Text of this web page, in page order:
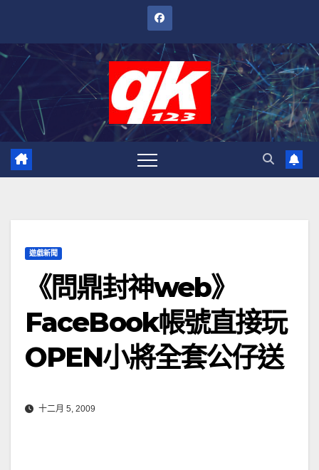
內
遊戲新聞
《問鼎封神web》
FaceBook帳號直接玩
OPEN小將全套公仔送
十二月 5, 2009